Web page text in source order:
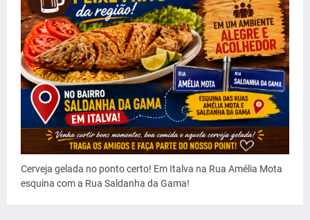
Cerveja gelada no ponto certo! Em Italva na Rua Amélia Mota
esquina com a Rua Saldanha da Gama!